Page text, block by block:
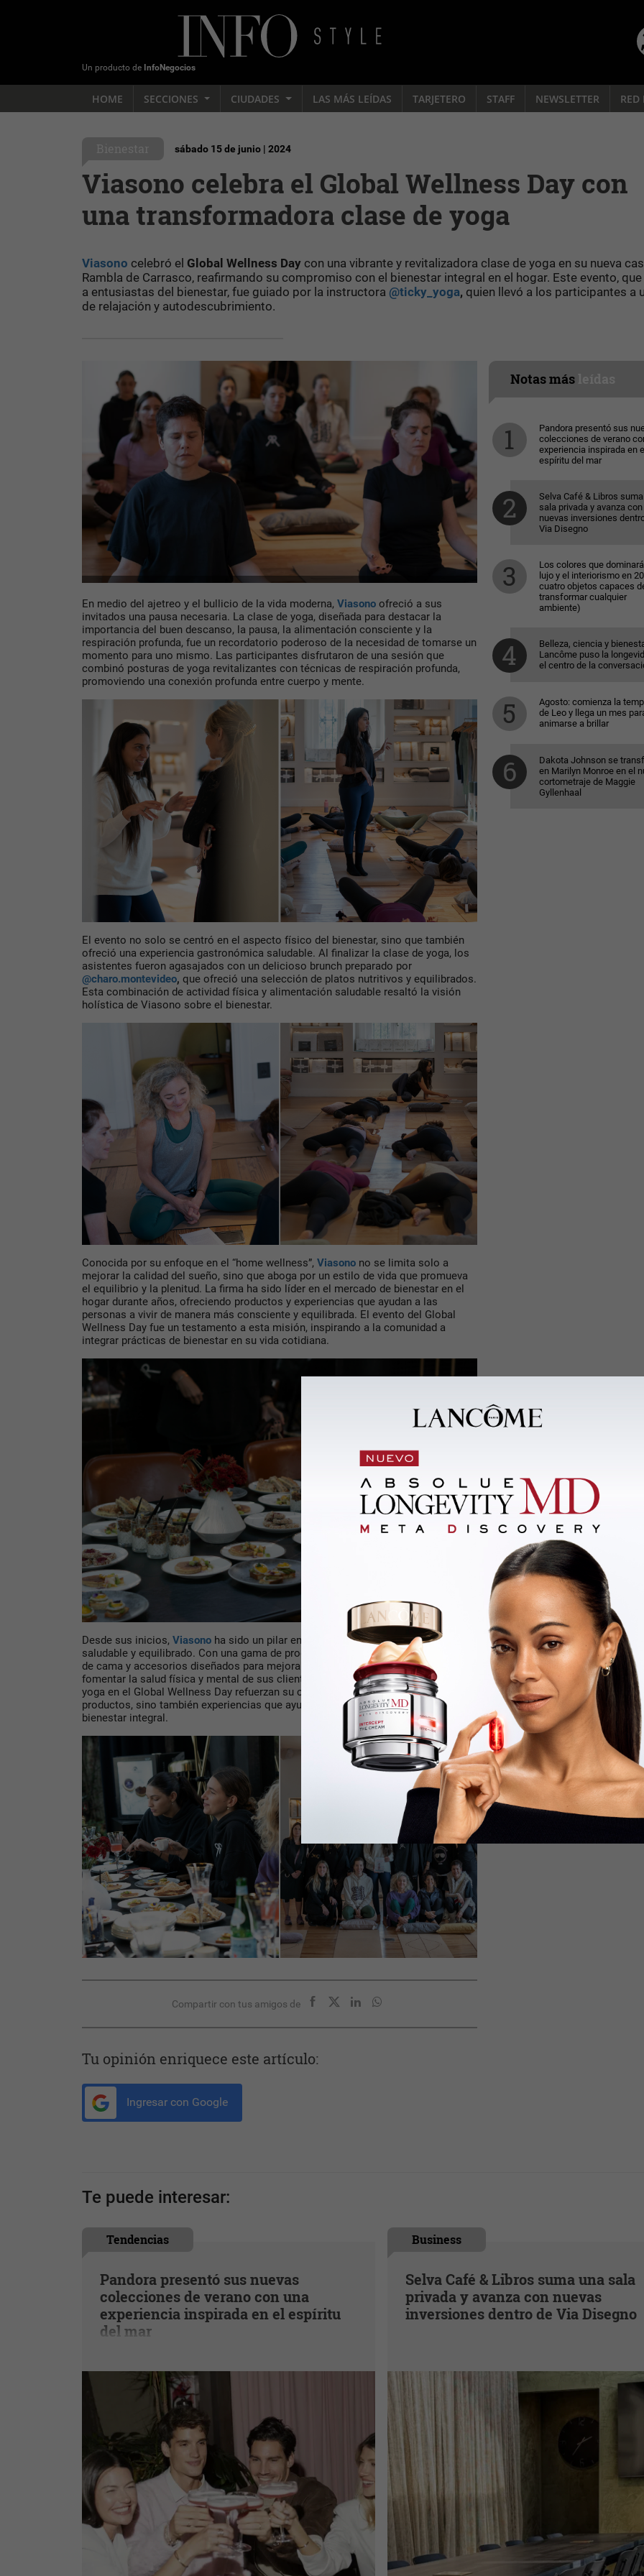
Un producto de InfoNegocios
HOME SECCIONES CIUDADES LAS MÁS LEÍDAS TARJETERO STAFF NEWSLETTER RED
sábado 15 de junio | 2024
Viasono celebra el Global Wellness Day con
una transformadora clase de yoga
Viasono celebró el Global Wellness Day con una vibrante y revitalizadora clase de yoga en su nueva
Rambla de Carrasco, reafirmando su compromiso con el bienestar integral en el hogar. Este evento,
a entusiastas del bienestar, fue guiado por la instructora @ticky_yoga, quien llevó a los participantes a
de relajación y autodescubrimiento.
En medio del ajetreo y el bullicio de la vida moderna, Viasono ofreció a sus
invitados una pausa necesaria. La clase de yoga, diseñada para destacar la
importancia del buen descanso, la pausa, la alimentación consciente y la
respiración profunda, fue un recordatorio poderoso de la necesidad de tomarse un
momento para uno mismo. Las participantes disfrutaron de una sesión que
combinó posturas de yoga revitalizantes con técnicas de respiración profunda,
promoviendo una conexión profunda entre cuerpo y mente.
El evento no solo se centró en el aspecto físico del bienestar, sino que también
ofreció una experiencia gastronómica saludable. Al finalizar la clase de yoga, los
asistentes fueron agasajados con un delicioso brunch preparado por
@charo.montevideo, que ofreció una selección de platos nutritivos y equilibrados.
Esta combinación de actividad física y alimentación saludable resaltó la visión
holística de Viasono sobre el bienestar.
Conocida por su enfoque en el “home wellness”, Viasono no se limita solo a
mejorar la calidad del sueño, sino que aboga por un estilo de vida que promueva
el equilibrio y la plenitud. La firma ha sido líder en el mercado de bienestar en el
hogar durante años, ofreciendo productos y experiencias que ayudan a las
personas a vivir de manera más consciente y equilibrada. El evento del Global
Wellness Day fue un testamento a esta misión, inspirando a la comunidad a
integrar prácticas de bienestar en su vida cotidiana.
Desde sus inicios, Viasono ha sido un pilar en la promoción de un estilo de vida
saludable y equilibrado. Con una gama de productos que incluyen colchones, ropa
de cama y accesorios diseñados para mejorar el descanso, la marca se dedica a
fomentar la salud física y mental de sus clientes. Actividades como la clase de
yoga en el Global Wellness Day refuerzan su compromiso de proporcionar no solo
productos, sino también experiencias que ayuden a las personas a alcanzar un
bienestar integral.
Compartir con tus amigos de
Tu opinión enriquece este artículo:
Ingresar con Google
Notas más
Pandora presentó sus
colecciones de verano
experiencia inspirada en el
espíritu del mar
Selva Café & Libros
sala privada y avanza con
nuevas inversiones
Via Disegno
Los colores que
lujo y el interiorismo en
cuatro objetos capaces
transformar cualquier
ambiente)
Belleza, ciencia y
Lancôme puso la
el centro de la
Agosto: comienza la
de Leo y llega un mes
animarse a brillar
Dakota Johnson se
en Marilyn Monroe en el
cortometraje de Maggie
Gyllenhaal
Te puede interesar:
Tendencias
Pandora presentó sus nuevas
colecciones de verano con una
experiencia inspirada en el espíritu
del mar
Business
Selva Café & Libros suma una sala
privada y avanza con nuevas
inversiones dentro de Via Disegno